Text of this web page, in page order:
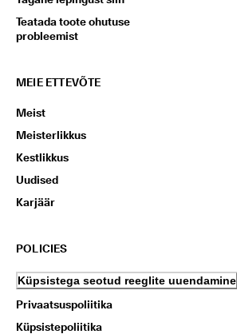
Teatada toote ohutuse
probleemist
MEIE ETTEVÕTE
Meist
Meisterlikkus
Kestlikkus
Uudised
Karjäär
POLICIES
Küpsistega seotud reeglite uuendamine
Privaatsuspoliitika
Küpsistepoliitika